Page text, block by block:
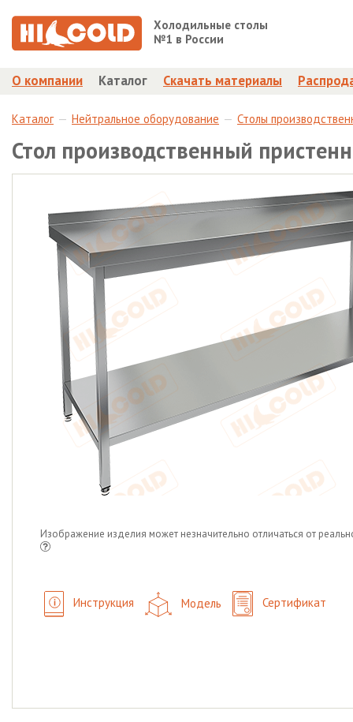
Холодильные столы
№1 в России
О компании Каталог Скачать материалы
Каталог Нейтральное оборудование Столы
Стол производственный
Изображение изделия может незначительно отличаться от
Инструкция Модель Сертификат